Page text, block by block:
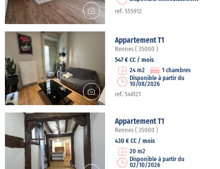
ref. 555912
Appartement T1
Rennes ( 35000 )
547 € CC / mois
24 m2
1 chambres
Disponible à partir du
10/08/2026
ref. 546121
Appartement T1
Rennes ( 35000 )
430 € CC / mois
20 m2
Disponible à partir du
02/10/2026